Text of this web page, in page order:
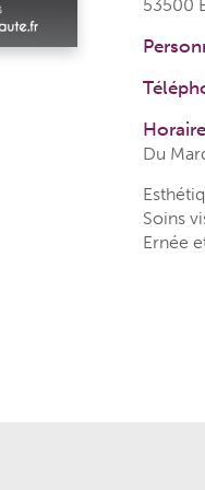
53500
Du
Soins
Ernée